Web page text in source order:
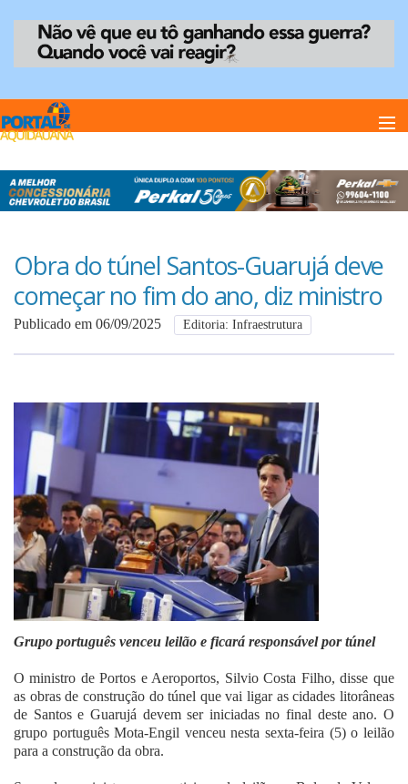
Home
Anuncie
Anuncie
Fale Conosco
Obra do túnel Santos-Guarujá deve
começar no fim do ano, diz ministro
Publicado em 06/09/2025 Editoria: Infraestrutura
Grupo português venceu leilão e ficará responsável por túnel
O ministro de Portos e Aeroportos, Silvio Costa Filho, disse que
as obras de construção do túnel que vai ligar as cidades litorâneas
de Santos e Guarujá devem ser iniciadas no final deste ano. O
grupo português Mota-Engil venceu nesta sexta-feira (5) o leilão
para a construção da obra.